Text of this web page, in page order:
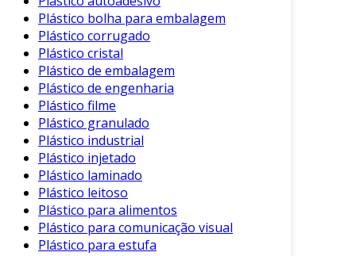
1. Embalagens
O uso mais comum do PET é na fabricação de
embalagens. Ele é utilizado para:
Garrafa de bebidas
garrafas de refrigerantes e águas é feita
de PET.
Tempero e produtos alimentícios
versatilidade do PET permite sua
utilização em frascos de
acondicionamento de alimentos.
Plástico bolha para embalagem
Plástico corrugado
Plástico cristal
Plástico de embalagem
Plástico de engenharia
Plástico filme
Plástico granulado
Plástico industrial
Plástico injetado
Plástico laminado
Plástico leitoso
Plástico para alimentos
Plástico para comunicação visual
Plástico para estufa